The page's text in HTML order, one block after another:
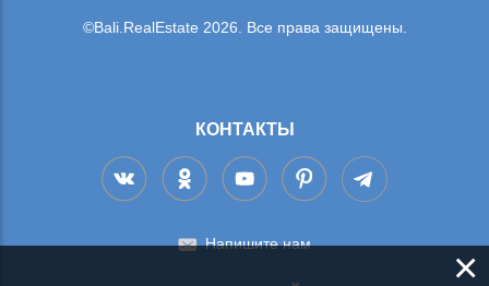
©Bali.RealEstate 2026. Все права защищены.
КОНТАКТЫ
Напишите нам
×